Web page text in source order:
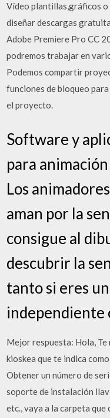
Vídeo plantillas,gráficos
diseñar descargas
Adobe Premiere Pro CC
podremos trabajar en
Podemos compartir
funciones de bloqueo
el proyecto.
Software y
para
Los
aman por la
consigue al
descubrir la
tanto si eres
independiente
Mejor respuesta: Hola,
kioskea que te indica
Obtener un número de
soporte de instalación
etc., vaya a la carpeta